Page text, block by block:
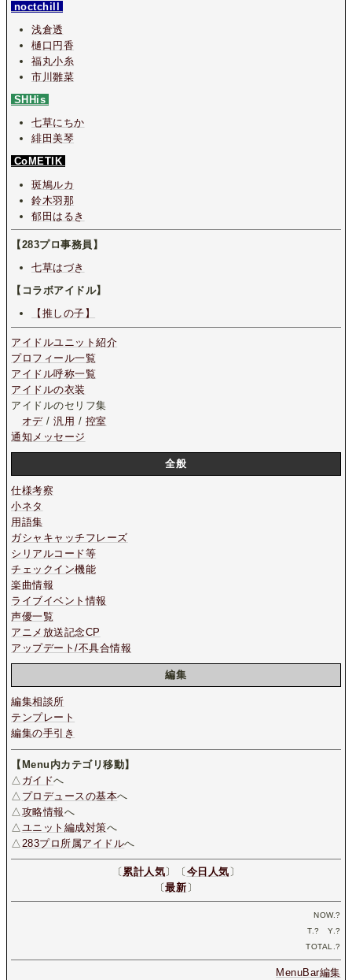
noctchill
浅倉透
樋口円香
福丸小糸
市川雛菜
SHHis
七草にちか
緋田美琴
CoMETIK
斑鳩ルカ
鈴木羽那
郁田はるき
【283プロ事務員】
七草はづき
【コラボアイドル】
【推しの子】
アイドルユニット紹介
プロフィール一覧
アイドル呼称一覧
アイドルの衣装
アイドルのセリフ集
オデ/汎用 / 控室
通知メッセージ
全般
仕様考察
小ネタ
用語集
ガシャキャッチフレーズ
シリアルコード等
チェックイン機能
楽曲情報
ライブイベント情報
声優一覧
アニメ放送記念CP
アップデート/不具合情報
編集
編集相談所
テンプレート
編集の手引き
【Menu内カテゴリ移動】
△ ガイドへ
△ プロデュースの基本へ
△ 攻略情報へ
△ ユニット編成対策へ
△ 283プロ所属アイドルへ
〔 累計人気〕〔 今日人気 〕
〔最新 〕
NOW.?
T.? Y.?
TOTAL.?
MenuBar編集